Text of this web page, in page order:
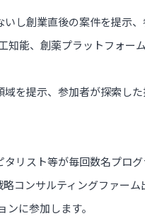
し創業直後の案件を提示
知能、創薬プラットフォー
を提示、参加者が探索し
リスト等が毎回数名プログ
コンサルティングファー
に参加します。